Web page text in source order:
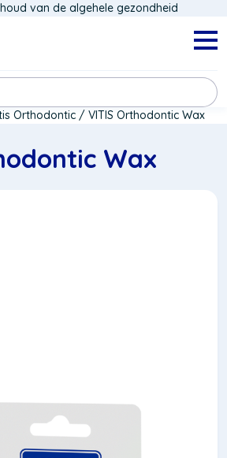
van de algehele gezondheid
Orthodontic VITIS Orthodontic Wax
Wax